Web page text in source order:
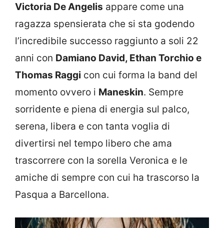
Victoria De Angelis appare come una
ragazza spensierata che si sta godendo
l’incredibile successo raggiunto a soli 22
anni con Damiano David, Ethan Torchio e
Thomas Raggi con cui forma la band del
momento ovvero i Maneskin. Sempre
sorridente e piena di energia sul palco,
serena, libera e con tanta voglia di
divertirsi nel tempo libero che ama
trascorrere con la sorella Veronica e le
amiche di sempre con cui ha trascorso la
Pasqua a Barcellona.